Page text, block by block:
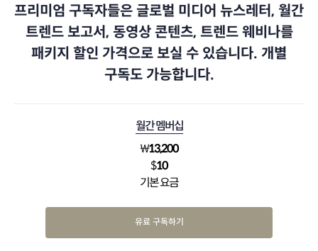
프리미엄 구독자들은 글로벌 미디어 뉴스레터, 월간
트렌드 보고서, 동영상 콘텐츠, 트렌드 웨비나를
패키지 할인 가격으로 보실 수 있습니다. 개별
구독도 가능합니다.
월간 멤버십
₩13,200
$10
기본 요금
유료 구독하기